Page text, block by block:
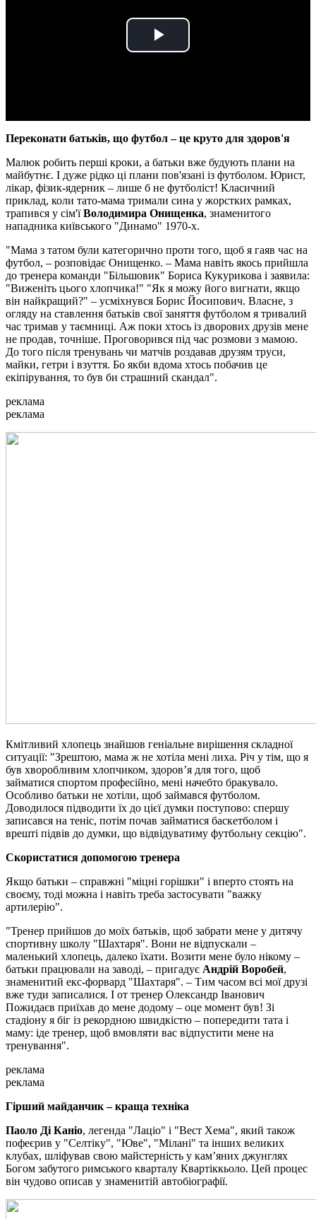
Play
Переконати батьків, що футбол – це круто для здоров'я
Малюк робить перші кроки, а батьки вже будують плани на
майбутнє. І дуже рідко ці плани пов'язані із футболом. Юрист,
лікар, фізик-ядерник – лише б не футболіст! Класичний
приклад, коли тато-мама тримали сина у жорстких рамках,
трапився у сім'їВолодимира Онищенка, знаменитого
нападника київського "Динамо" 1970-х.
"Мама з татом були категорично проти того, щоб я гаяв час на
футбол, – розповідає Онищенко. – Мама навіть якось прийшла
до тренера команди "Більшовик" Бориса Кукурикова і заявила:
"Виженіть цього хлопчика!" "Як я можу його вигнати, якщо
він найкращий?" – усміхнувся Борис Йосипович. Власне, з
огляду на ставлення батьків свої заняття футболом я тривалий
час тримав у таємниці. Аж поки хтось із дворових друзів мене
не продав, точніше. Проговорився під час розмови з мамою.
До того після тренувань чи матчів роздавав друзям труси,
майки, гетри і взуття. Бо якби вдома хтось побачив це
екіпірування, то був би страшний скандал".
реклама
реклама
Кмітливий хлопець знайшов геніальне вирішення складної
ситуації: "Зрештою, мама ж не хотіла мені лиха. Річ у тім, що я
був хворобливим хлопчиком, здоров’я для того, щоб
займатися спортом професійно, мені начебто бракувало.
Особливо батьки не хотіли, щоб займався футболом.
Доводилося підводити їх до цієї думки поступово: спершу
записався на теніс, потім почав займатися баскетболом і
врешті підвів до думки, що відвідуватиму футбольну секцію".
Скористатися допомогою тренера
Якщо батьки – справжні "міцні горішки" і вперто стоять на
своєму, тоді можна і навіть треба застосувати "важку
артилерію".
"Тренер прийшов до моїх батьків, щоб забрати мене у дитячу
спортивну школу "Шахтаря". Вони не відпускали –
маленький хлопець, далеко їхати. Возити мене було нікому –
батьки працювали на заводі, – пригадує Андрій Воробей,
знаменитий екс-форвард "Шахтаря". – Тим часом всі мої друзі
вже туди записалися. І от тренер Олександр Іванович
Пожидаєв приїхав до мене додому – оце момент був! Зі
стадіону я біг із рекордною швидкістю – попередити тата і
маму: іде тренер, щоб вмовляти вас відпустити мене на
тренування".
реклама
реклама
Гірший майданчик – краща техніка
Паоло Ді Каніо, легенда "Лаціо" і "Вест Хема", який також
пофеєрив у "Селтіку", "Юве", "Мілані" та інших великих
клубах, шліфував свою майстерність у кам’яних джунглях
Богом забутого римського кварталу Квартіккьоло. Цей процес
він чудово описав у знаменитій автобіографії.